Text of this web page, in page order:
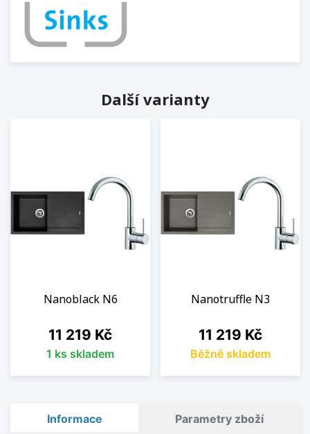
Další varianty
Nanoblack N6
Cena
11 219 Kč
1 ks skladem
Nanotruffle N3
Cena
11 219 Kč
Běžně skladem
Informace Parametry zboží